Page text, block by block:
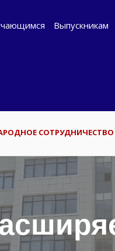
Выпускникам
СОТРУДНИЧЕСТВО